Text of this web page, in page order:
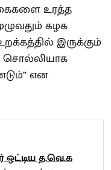
உரத்த
கழக
இருக்கும்
சொல்லியாக
என
த.வெ.க